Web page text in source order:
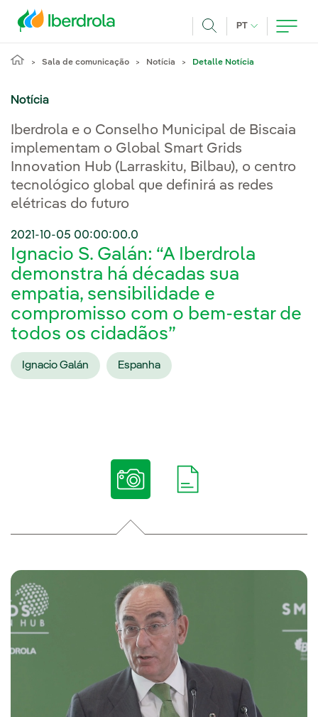
PT IDIOMA ATUAL,
Sala de comunicação Notícia Detalle Notícia
Notícia
Iberdrola e o Conselho Municipal de Biscaia
implementam o Global Smart Grids
Innovation Hub (Larraskitu, Bilbau), o centro
tecnológico global que definirá as redes
elétricas do futuro
2021-10-05 00:00:00.0
Ignacio S. Galán: “A Iberdrola
demonstra há décadas sua
empatia, sensibilidade e
compromisso com o bem-estar de
todos os cidadãos”
Ignacio Galán Espanha